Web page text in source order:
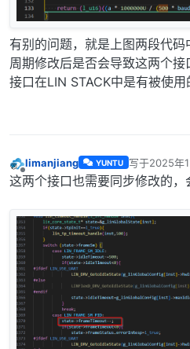
有别的问题，就是上图两段代
周期修改后是否会导致这两个
接口在LIN STACK中是有被使用
离线
limanjiang YUNTU 写于2025年
最后由 编辑
这两个接口也需要同步修改的